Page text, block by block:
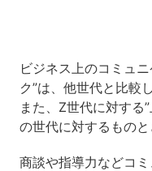
ビジネス上のコミュ
ク”は、他世代と比較
また、Z世代に対する
の世代に対するものと
商談や指導力などコ